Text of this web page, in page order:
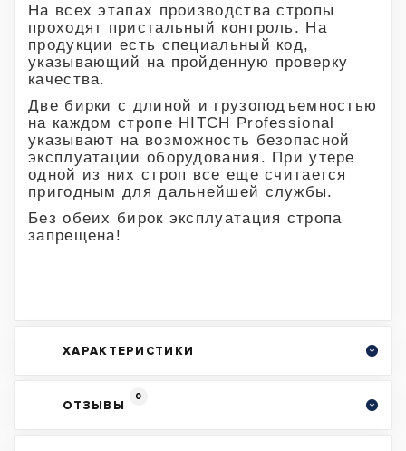
На всех этапах производства стропы
проходят пристальный контроль. На
продукции есть специальный код,
указывающий на пройденную проверку
качества.
Две бирки с длиной и грузоподъемностью
на каждом стропе HITCH Professional
указывают на возможность безопасной
эксплуатации оборудования. При утере
одной из них строп все еще считается
пригодным для дальнейшей службы.
Без обеих бирок эксплуатация стропа
запрещена!
ХАРАКТЕРИСТИКИ
ОТЗЫВЫ
0